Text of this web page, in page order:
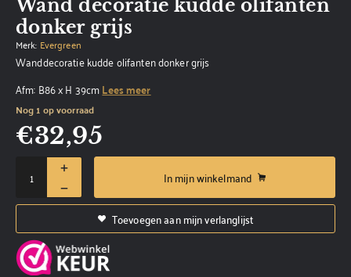
Wand decoratie kudde olifanten
donker grijs
Merk: Evergreen
Wanddecoratie kudde olifanten donker grijs
Afm: B86 x H 39cmLees meer
Nog 1 op voorraad
€32,95
In mijn winkelmand
Toevoegen aan mijn verlanglijst